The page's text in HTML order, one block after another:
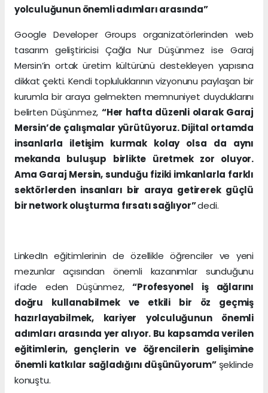
yolculuğunun önemli adımları arasında”
Google Developer Groups organizatörlerinden web
tasarım geliştiricisi Çağla Nur Düşünmez ise Garaj
Mersin’in ortak üretim kültürünü destekleyen yapısına
dikkat çekti. Kendi topluluklarının vizyonunu paylaşan bir
kurumla bir araya gelmekten memnuniyet duyduklarını
belirten Düşünmez, “Her hafta düzenli olarak Garaj
Mersin’de çalışmalar yürütüyoruz. Dijital ortamda
insanlarla iletişim kurmak kolay olsa da aynı
mekanda buluşup birlikte üretmek zor oluyor.
Ama Garaj Mersin, sunduğu fiziki imkanlarla farklı
sektörlerden insanları bir araya getirerek güçlü
bir network oluşturma fırsatı sağlıyor”dedi.
LinkedIn eğitimlerinin de özellikle öğrenciler ve yeni
mezunlar açısından önemli kazanımlar sunduğunu
ifade eden Düşünmez,“Profesyonel iş ağlarını
doğru kullanabilmek ve etkili bir öz geçmiş
hazırlayabilmek, kariyer yolculuğunun önemli
adımları arasında yer alıyor. Bu kapsamda verilen
eğitimlerin, gençlerin ve öğrencilerin gelişimine
önemli katkılar sağladığını düşünüyorum” şeklinde
konuştu.